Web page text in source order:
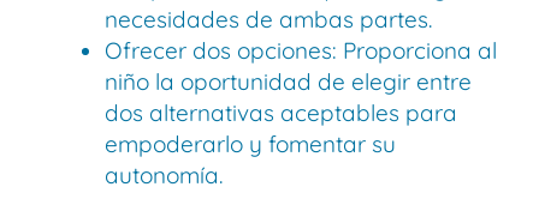
necesidades de ambas partes.
Ofrecer dos opciones: Proporciona al
niño la oportunidad de elegir entre
dos alternativas aceptables para
empoderarlo y fomentar su
autonomía.